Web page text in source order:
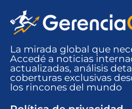
La mirada global que
Accedé a noticias
actualizadas, análisis
coberturas exclusivas
los rincones del mundo​